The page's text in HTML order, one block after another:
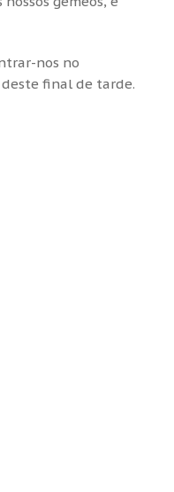
nos no
final de tarde.